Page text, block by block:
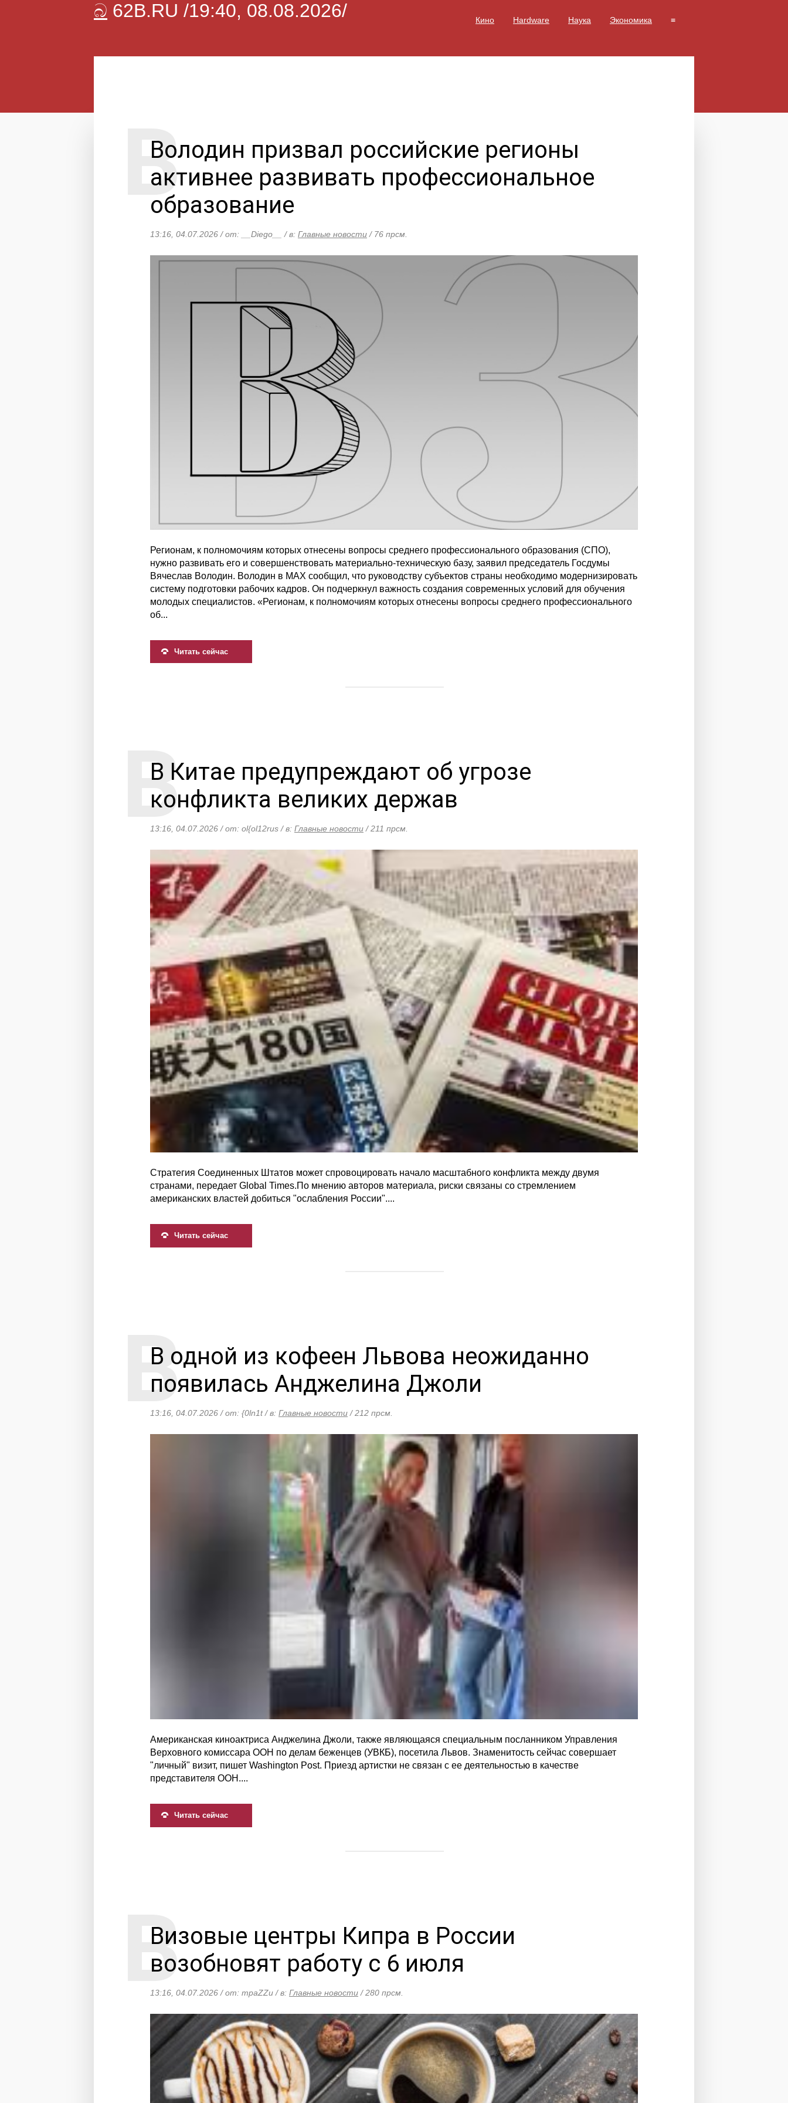
බ 62B.RU /19:40, 08.08.2026/ Кино Hardware Наука Экономика ≡
Володин призвал российские регионы
активнее развивать профессиональное
образование
13:16, 04.07.2026 / от: __Diego__ / в: Главные новости / 76 прсм.
Регионам, к полномочиям которых отнесены вопросы среднего профессионального образования (СПО),
нужно развивать его и совершенствовать материально-техническую базу, заявил председатель Госдумы
Вячеслав Володин. Володин в MAX сообщил, что руководству субъектов страны необходимо модернизировать
систему подготовки рабочих кадров. Он подчеркнул важность создания современных условий для обучения
молодых специалистов. «Регионам, к полномочиям которых отнесены вопросы среднего профессионального
об...
Читать сейчас
В Китае предупреждают об угрозе
конфликта великих держав
13:16, 04.07.2026 / от: ol{ol12rus / в: Главные новости / 211 прсм.
Стратегия Соединенных Штатов может спровоцировать начало масштабного конфликта между двумя
странами, передает Global Times.По мнению авторов материала, риски связаны со стремлением
американских властей добиться "ослабления России"....
Читать сейчас
В одной из кофеен Львова неожиданно
появилась Анджелина Джоли
13:16, 04.07.2026 / от: {0ln1t / в: Главные новости / 212 прсм.
Американская киноактриса Анджелина Джоли, также являющаяся специальным посланником Управления
Верховного комиссара ООН по делам беженцев (УВКБ), посетила Львов. Знаменитость сейчас совершает
"личный" визит, пишет Washington Post. Приезд артистки не связан с ее деятельностью в качестве
представителя ООН....
Читать сейчас
Визовые центры Кипра в России
возобновят работу с 6 июля
13:16, 04.07.2026 / от: траZZи / в: Главные новости / 280 прсм.